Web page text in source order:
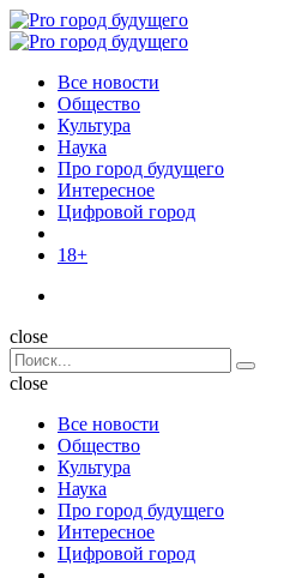
Menu
Поиск
Menu
Pro
Все новости
Общество
Культура
Наука
Про город будущего
Интересное
Цифровой город
18+
Поиск
close
Search
for:
Поиск
close
Все новости
Общество
Культура
Наука
Про город будущего
Интересное
Цифровой город